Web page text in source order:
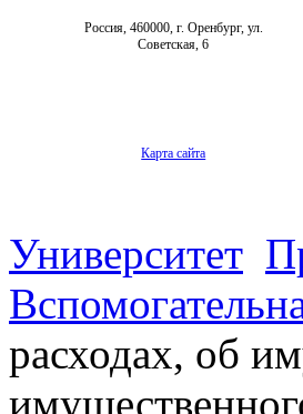
Россия, 460000, г. Оренбург, ул.
Советская, 6
Карта сайта
Университет
расходах, об